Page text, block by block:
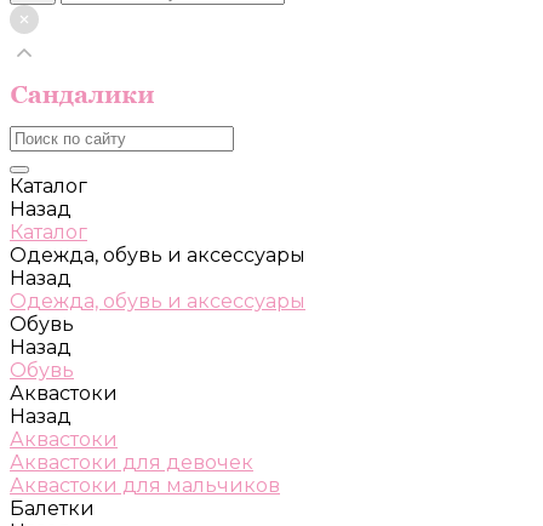
Каталог
Назад
Каталог
Одежда, обувь и аксессуары
Назад
Одежда, обувь и аксессуары
Обувь
Назад
Обувь
Аквастоки
Назад
Аквастоки
Аквастоки для девочек
Аквастоки для мальчиков
Балетки